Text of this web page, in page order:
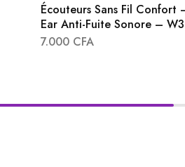
Écouteurs Sans Fil Confort
Ear Anti-Fuite Sonore –
7.000 CFA